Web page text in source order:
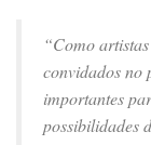
“Como
convidados no
importantes
possibilidades